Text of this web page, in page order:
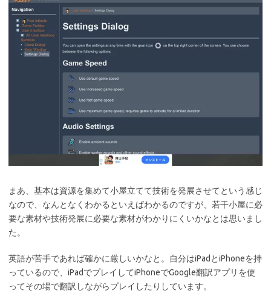
まあ、基本は資源を集めて小屋立てて技術を発展させてという感じ
なので、なんとなくわかるといえばわかるのですが、若干小屋に必
要な素材や技術発展に必要な素材がわかりにくいかなとは思いまし
た。
英語が苦手であれば確かに厳しいかなと。自分はiPadとiPhoneを持
っているので、iPadでプレイしてiPhoneでGoogle翻訳アプリを使
ってその場で翻訳しながらプレイしたりしています。